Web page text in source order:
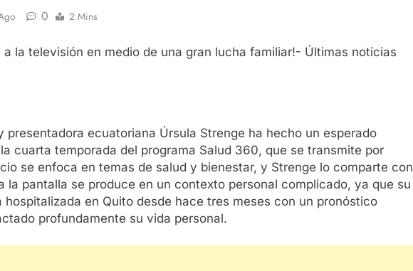
0 2 Mins
presentadora ecuatoriana Úrsula Strenge ha hecho un esperado
cuarta temporada del programa Salud 360, que se transmite por
se enfoca en temas de salud y bienestar, y Strenge lo comparte con
la pantalla se produce en un contexto personal complicado, ya que su
hospitalizada en Quito desde hace tres meses con un pronóstico
profundamente su vida personal.